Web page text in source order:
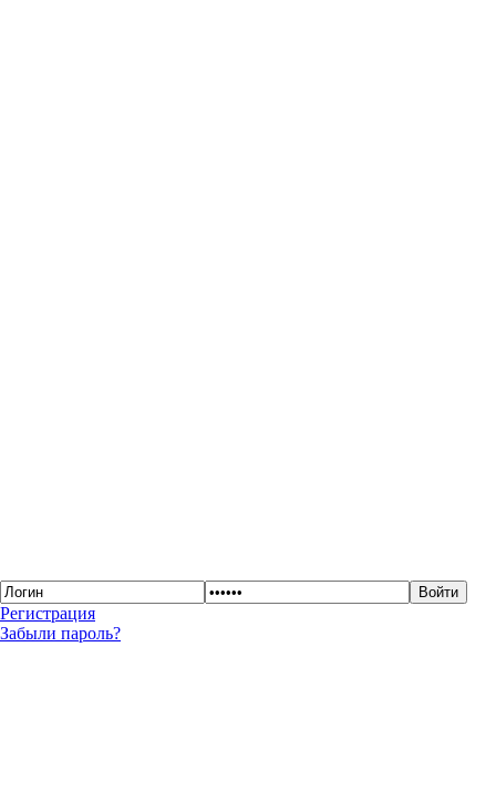
Регистрация
Забыли пароль?